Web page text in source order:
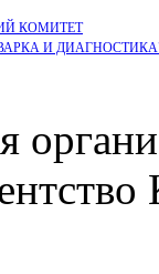
КОМИТЕТ
И